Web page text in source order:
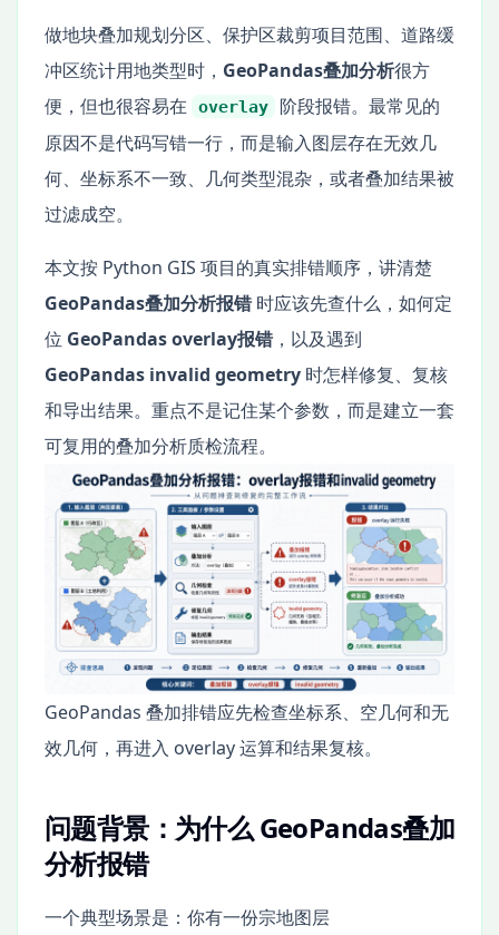
做地块叠加规划分区、保护区裁剪项目范围、道路缓
冲区统计用地类型时， GeoPandas叠加分析很方
便，但也很容易在
overlay
阶段报错。最常见的
原因不是代码写错一行，而是输入图层存在无效几
何、坐标系不一致、几何类型混杂，或者叠加结果被
过滤成空。
本文按 Python GIS 项目的真实排错顺序，讲清楚
GeoPandas叠加分析报错 时应该先查什么，如何定
位 GeoPandas overlay报错 ，以及遇到
GeoPandas invalid geometry 时怎样修复、复核
和导出结果。重点不是记住某个参数，而是建立一套
可复用的叠加分析质检流程。
GeoPandas 叠加排错应先检查坐标系、空几何和无
效几何，再进入 overlay 运算和结果复核。
问题背景：为什么 GeoPandas叠加
分析报错
一个典型场景是：你有一份宗地图层